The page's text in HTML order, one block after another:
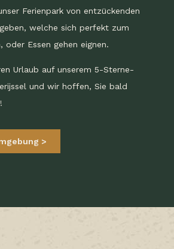
Ferienpark von entzückenden
welche sich perfekt zum
oder Essen gehen eignen.
Urlaub auf unserem 5-Sterne-
und wir hoffen, Sie bald